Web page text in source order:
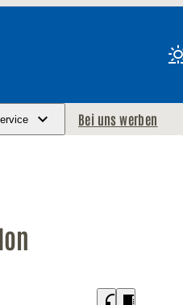
Bei uns werben